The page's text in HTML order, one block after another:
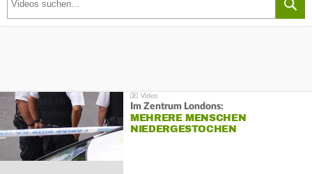
Im Zentrum Londons:
MEHRERE MENSCHEN
NIEDERGESTOCHEN